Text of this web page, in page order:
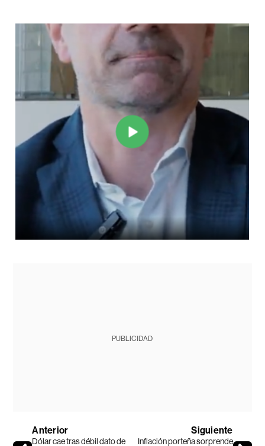
PUBLICIDAD
Anterior
Dólar cae tras débil dato de
Siguiente
Inflación porteña sorprende